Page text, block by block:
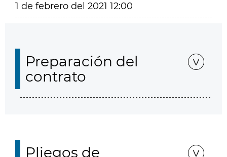
1 de febrero del 2021 12:00
Preparación del
contrato
Pliegos de